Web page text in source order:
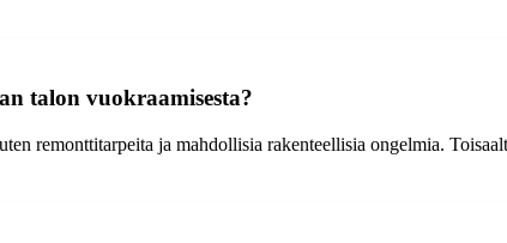
talon vuokraamisesta?
remonttitarpeita ja mahdollisia rakenteellisia ongelmia.